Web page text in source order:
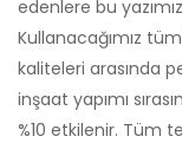
edenlere bu
Kullanacağımız
kaliteleri arasında
inşaat yapımı
%10 etkilenir. Tüm